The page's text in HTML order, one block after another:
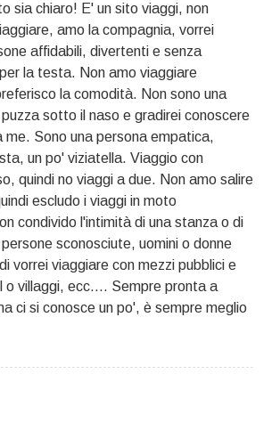
sia chiaro! E' un sito viaggi, non
amo la compagnia, vorrei
affidabili, divertenti e senza
la testa. Non amo viaggiare
la comodità. Non sono una
sotto il naso e gradirei conoscere
me. Sono una persona empatica,
un po' viziatella. Viaggio con
quindi no viaggi a due. Non amo salire
escludo i viaggi in moto
condivido l'intimità di una stanza o di
sconosciute, uomini o donne
vorrei viaggiare con mezzi pubblici e
o villaggi, ecc.... Sempre pronta a
ci si conosce un po', è sempre meglio